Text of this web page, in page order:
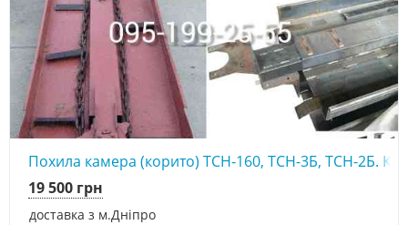
Похила камера (корито) ТСН-160, ТСН-3Б, ТСН-2Б.
доставка з м.Дніпро
19 500 грн